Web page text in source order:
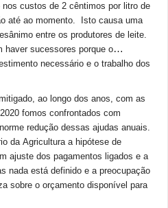
custos de 2 cêntimos por litro de
até ao momento. Isto causa uma
entre os produtores de leite.
haver sucessores porque o
necessário e o trabalho dos
ao longo dos anos, com as
fomos confrontados com
redução dessas ajudas anuais.
da Agricultura a hipótese de
ajuste dos pagamentos ligados e a
nada está definido e a preocupação
sobre o orçamento disponível para